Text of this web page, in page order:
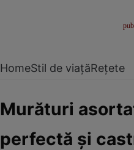
HomeStil de viațăRețete
Murături
perfectă și